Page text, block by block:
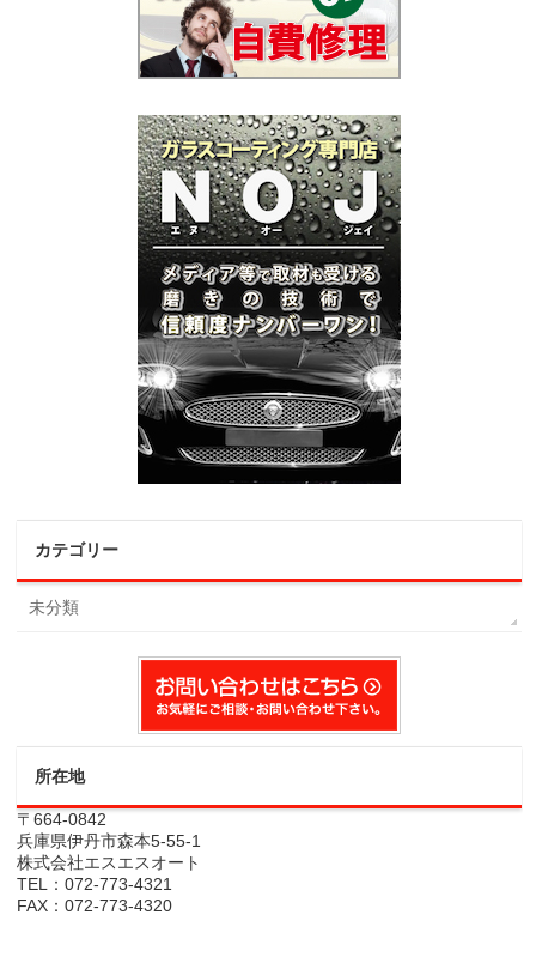
カテゴリー
未分類
所在地
〒664-0842
兵庫県伊丹市森本5-55-1
株式会社エスエスオート
TEL：072-773-4321
FAX：072-773-4320